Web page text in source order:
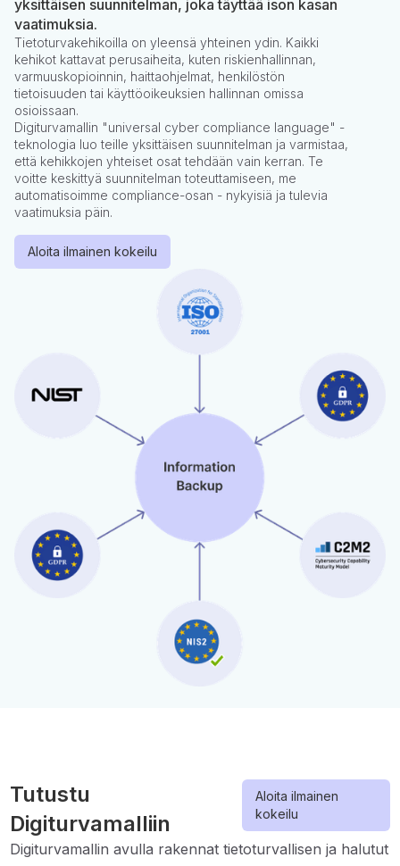
yksittäisen suunnitelman, joka täyttää ison kasan
vaatimuksia.
Tietoturvakehikoilla on yleensä yhteinen ydin. Kaikki
kehikot kattavat perusaiheita, kuten riskienhallinnan,
varmuuskopioinnin, haittaohjelmat, henkilöstön
tietoisuuden tai käyttöoikeuksien hallinnan omissa
osioissaan.
Digiturvamallin "universal cyber compliance language" -
teknologia luo teille yksittäisen suunnitelman ja varmistaa,
että kehikkojen yhteiset osat tehdään vain kerran. Te
voitte keskittyä suunnitelman toteuttamiseen, me
automatisoimme compliance-osan - nykyisiä ja tulevia
vaatimuksia päin.
Aloita ilmainen kokeilu
Tutustu
Digiturvamalliin
Aloita ilmainen
kokeilu
Digiturvamallin avulla rakennat tietoturvallisen ja halutut